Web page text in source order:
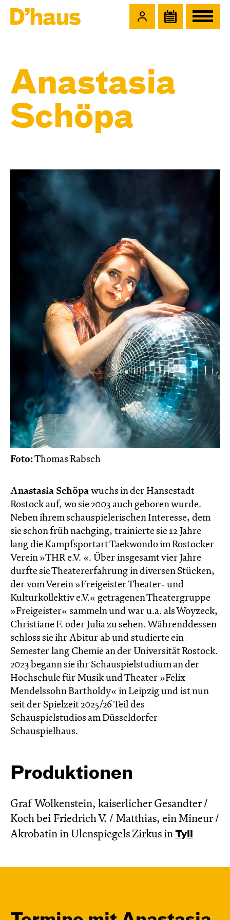
Anastasia
Schöpa
Foto:Thomas Rabsch
Anastasia Schöpa wuchs in der Hansestadt
Rostock auf, wo sie 2003 auch geboren wurde.
Neben ihrem schauspielerischen Interesse, dem
sie schon früh nachging, trainierte sie 12 Jahre
lang die Kampfsportart Taekwondo im Rostocker
Verein »THR e.V. «. Über insgesamt vier Jahre
durfte sie Theatererfahrung in diversen Stücken,
der vom Verein »Freigeister Theater- und
Kulturkollektiv e.V.« getragenen Theatergruppe
»Freigeister« sammeln und war u.a. als Woyzeck,
Christiane F. oder Julia zu sehen. Währenddessen
schloss sie ihr Abitur ab und studierte ein
Semester lang Chemie an der Universität Rostock.
2023 begann sie ihr Schauspielstudium an der
Hochschule für Musik und Theater »Felix
Mendelssohn Bartholdy« in Leipzig und ist nun
seit der Spielzeit 2025/26 Teil des
Schauspielstudios am Düsseldorfer
Schauspielhaus.
Produktionen
Graf Wolkenstein, kaiserlicher Gesandter /
Koch bei Friedrich V. / Matthias, ein Mineur /
Akrobatin in Ulenspiegels Zirkus in Tyll